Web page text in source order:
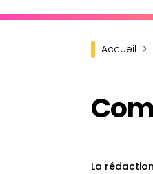
Accueil
La rédaction